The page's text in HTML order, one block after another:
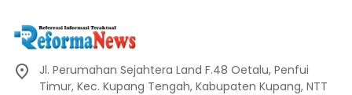
Jl. Perumahan Sejahtera Land F.48 Oetalu, Penfui
Timur, Kec. Kupang Tengah, Kabupaten Kupang, NTT